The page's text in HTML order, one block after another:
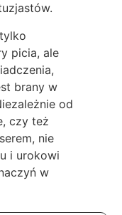
picia, ale
brany w
od
czy też
nie
i urokowi
w